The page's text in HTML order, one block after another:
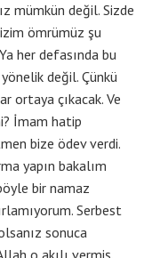
mümkün değil. Sizde
ömrümüz şu
her defasında bu
değil. Çünkü
ortaya çıkacak. Ve
İmam hatip
bize ödev verdi.
yapın bakalım
bir namaz
Serbest
sonuca
o akılı vermiş.